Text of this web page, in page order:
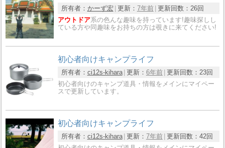
所有者： かーず宏 更新： 7年前 更新回数： 26回
アウトドア系の色んな趣味を持っています!趣味探しし
ている方や同趣味をお持ちの方は覗きに来てください!
初心者向けキャンプライフ
所有者： ci12s-kihara 更新： 6年前 更新回数： 23回
初心者向けのキャンプ道具・情報をメインにマイペー
スで更新しています。
初心者向けキャンプライフ
所有者： ci12s-kihara 更新： 7年前 更新回数： 42回